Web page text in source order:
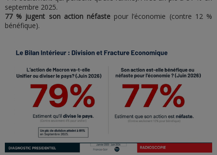
septembre 2025.
77 % jugent son action néfaste pour l’économie (contre 12 %
bénéfique).